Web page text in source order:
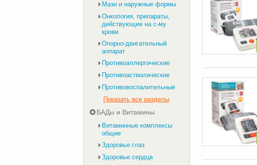
Мази и наружные формы
Онкология, препараты,
действующие на с-му
крови
Опорно-двигательный
аппарат
Противоаллергические
Противоастматические
Противовоспалительные
Показать все разделы
БАДы и Витамины
Витаминные комплексы
общие
Здоровье глаз
Здоровье сердца